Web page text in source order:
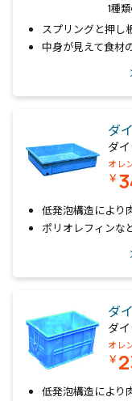
1種
スプリングと押し
中身が見えて食材
ダ
ダイ
オレ
￥
低発泡構造により
ポリオレフィンな
ダ
ダイ
オレ
￥
低発泡構造により